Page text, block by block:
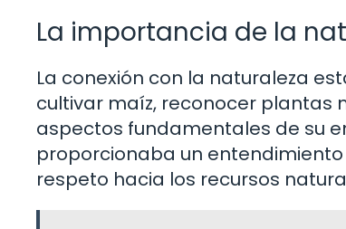
La importancia de la
La conexión con la naturaleza
cultivar maíz, reconocer plantas
aspectos fundamentales de su
proporcionaba un
respeto hacia los recursos